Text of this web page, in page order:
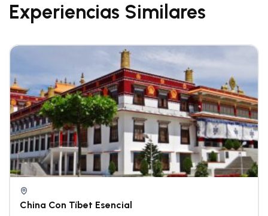
Experiencias Similares
China Con Tíbet Esencial